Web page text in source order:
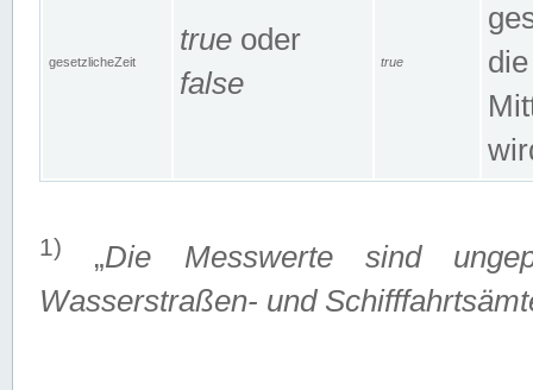
gesetzlicheZeit
true oder
false
true
1) „Die Messwerte sind
Wasserstraßen- und